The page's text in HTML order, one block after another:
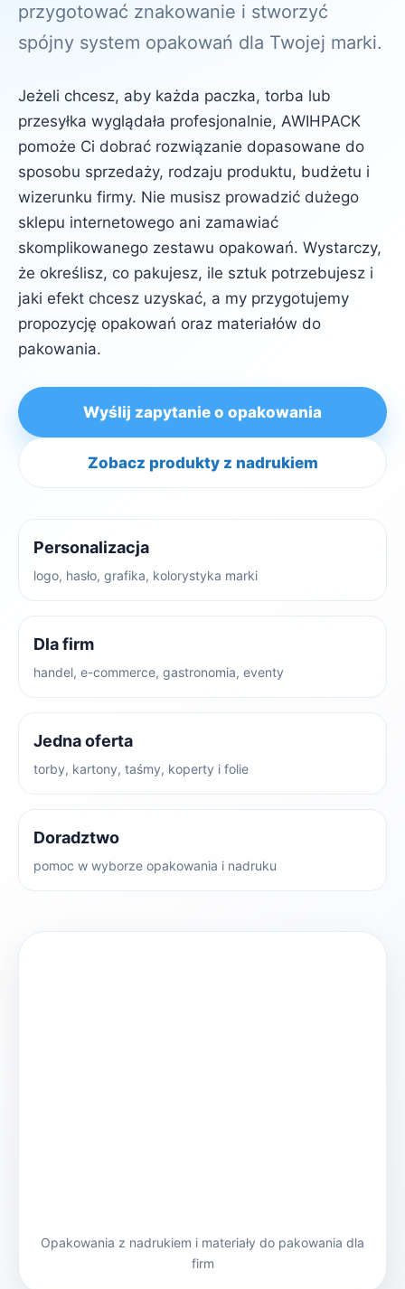
przygotować znakowanie i stworzyć
spójny system opakowań dla Twojej marki.
Jeżeli chcesz, aby każda paczka, torba lub
przesyłka wyglądała profesjonalnie, AWIHPACK
pomoże Ci dobrać rozwiązanie dopasowane do
sposobu sprzedaży, rodzaju produktu, budżetu i
wizerunku firmy. Nie musisz prowadzić dużego
sklepu internetowego ani zamawiać
skomplikowanego zestawu opakowań. Wystarczy,
że określisz, co pakujesz, ile sztuk potrzebujesz i
jaki efekt chcesz uzyskać, a my przygotujemy
propozycję opakowań oraz materiałów do
pakowania.
Wyślij zapytanie o opakowania
Zobacz produkty z nadrukiem
Personalizacja
logo, hasło, grafika, kolorystyka marki
Dla firm
handel, e-commerce, gastronomia, eventy
Jedna oferta
torby, kartony, taśmy, koperty i folie
Doradztwo
pomoc w wyborze opakowania i nadruku
Opakowania z nadrukiem i materiały do pakowania dla
firm